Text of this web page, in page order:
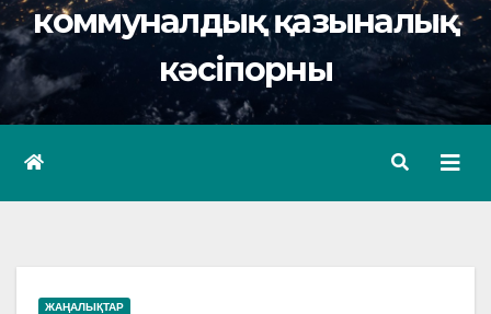
коммуналдық қазыналық
кәсіпорны
ЖАҢАЛЫҚТАР